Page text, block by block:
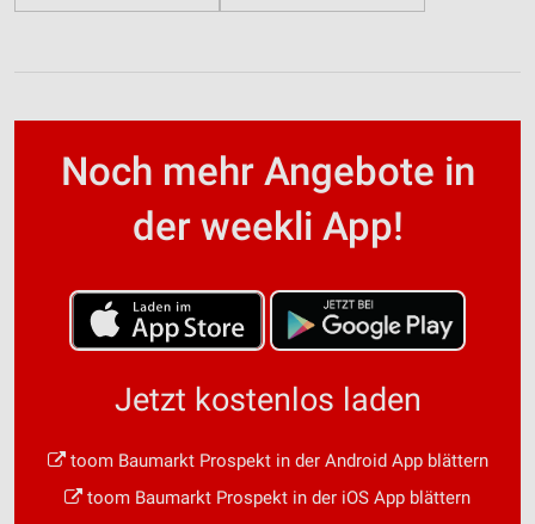
Noch mehr Angebote in
der weekli App!
Jetzt kostenlos laden
toom Baumarkt Prospekt in der Android App blättern
toom Baumarkt Prospekt in der iOS App blättern